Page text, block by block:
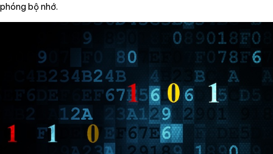
phóng bộ nhớ.